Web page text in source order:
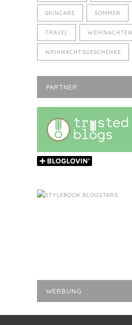
SKINCARE SOMMER
TRAVEL WEIHNACHTEN
WEIHNACHTSGESCHENKE
PARTNER
WERBUNG